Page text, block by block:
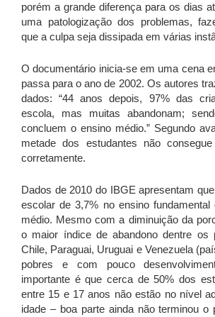
porém a grande diferença para os dias
uma patologização dos problemas,
que a culpa seja dissipada em várias
O documentário inicia-se em uma cena
passa para o ano de 2002. Os autores
dados: “44 anos depois, 97% das
escola, mas muitas abandonam;
concluem o ensino médio.” Segundo
metade dos estudantes não
corretamente.
Dados de 2010 do IBGE apresentam
escolar de 3,7% no ensino
médio. Mesmo com a diminuição da
o maior índice de abandono dentre os
Chile, Paraguai, Uruguai e Venezuela
pobres e com pouco
importante é que cerca de 50% dos
entre 15 e 17 anos não estão no nível
idade – boa parte ainda não terminou o